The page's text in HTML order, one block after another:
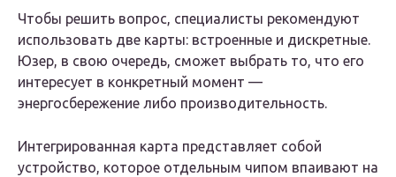
Чтобы решить вопрос, специалисты рекомендуют
использовать две карты: встроенные и дискретные.
Юзер, в свою очередь, сможет выбрать то, что его
интересует в конкретный момент —
энергосбережение либо производительность.
Интегрированная карта представляет собой
устройство, которое отдельным чипом впаивают на